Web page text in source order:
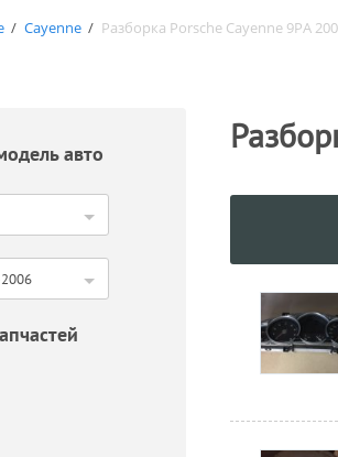
Cayenne Разборка Porsche Cayenne 9PA
авто